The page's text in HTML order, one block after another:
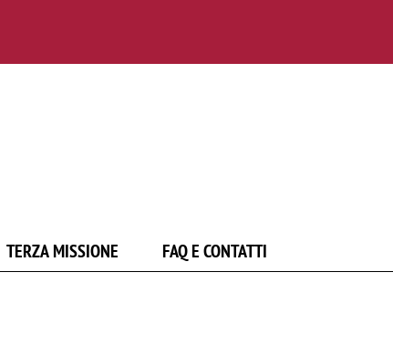
TERZA MISSIONE FAQ E CONTATTI